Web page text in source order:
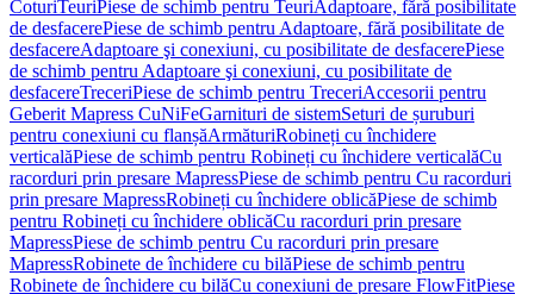
CoturiTeuriPiese de schimb pentru TeuriAdaptoare, fără posibilitate
de desfacerePiese de schimb pentru Adaptoare, fără posibilitate de
desfacereAdaptoare şi conexiuni, cu posibilitate de desfacerePiese
de schimb pentru Adaptoare şi conexiuni, cu posibilitate de
desfacereTreceriPiese de schimb pentru TreceriAccesorii pentru
Geberit Mapress CuNiFeGarnituri de sistemSeturi de șuruburi
pentru conexiuni cu flanșăArmăturiRobineți cu închidere
verticalăPiese de schimb pentru Robineți cu închidere verticalăCu
racorduri prin presare MapressPiese de schimb pentru Cu racorduri
prin presare MapressRobineți cu închidere oblicăPiese de schimb
pentru Robineți cu închidere oblicăCu racorduri prin presare
MapressPiese de schimb pentru Cu racorduri prin presare
MapressRobinete de închidere cu bilăPiese de schimb pentru
Robinete de închidere cu bilăCu conexiuni de presare FlowFitPiese